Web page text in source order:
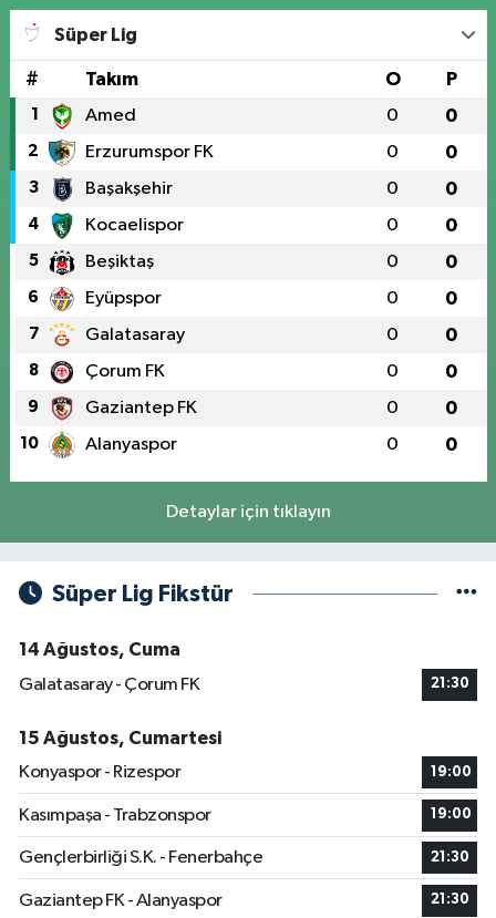
Süper Lig
# Takım O P
1 Amed 0 0
2 Erzurumspor FK 0 0
3 Başakşehir 0 0
4 Kocaelispor 0 0
5 Beşiktaş 0 0
6 Eyüpspor 0 0
7 Galatasaray 0 0
8 Çorum FK 0 0
9 Gaziantep FK 0 0
10 Alanyaspor 0 0
Detaylar için tıklayın
Süper Lig Fikstür
14 Ağustos, Cuma
Galatasaray - Çorum FK
21:30
15 Ağustos, Cumartesi
Konyaspor - Rizespor
19:00
Kasımpaşa - Trabzonspor 19:00
Gençlerbirliği S.K. - Fenerbahçe 21:30
Gaziantep FK - Alanyaspor 21:30